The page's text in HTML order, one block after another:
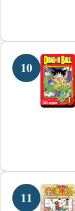
10
11